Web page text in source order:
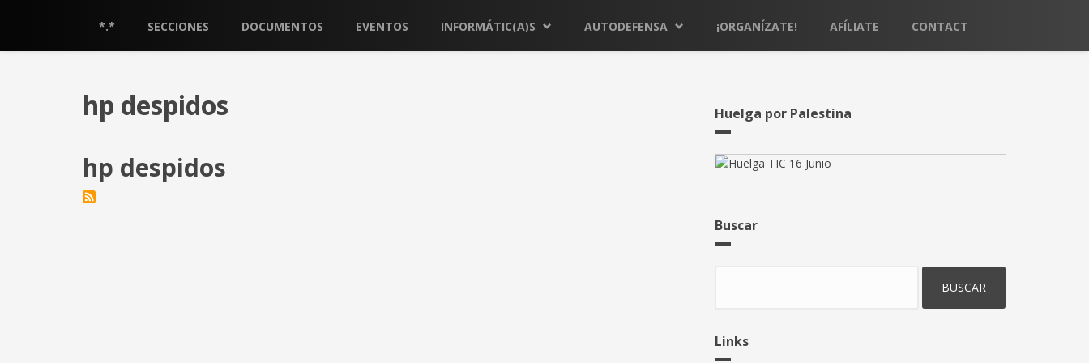
*.* SECCIONES DOCUMENTOS EVENTOS INFORMÁTIC(A)S AUTODEFENSA ¡ORGANÍZATE! AFÍLIATE CONTACT
hp despidos
hp despidos
Huelga por Palestina
Buscar
Links